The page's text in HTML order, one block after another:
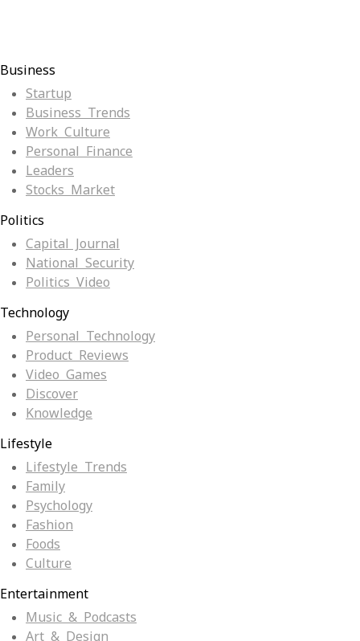
Business
Startup
Business Trends
Work Culture
Personal Finance
Leaders
Stocks Market
Politics
Capital Journal
National Security
Politics Video
Technology
Personal Technology
Product Reviews
Video Games
Discover
Knowledge
Lifestyle
Lifestyle Trends
Family
Psychology
Fashion
Foods
Culture
Entertainment
Music & Podcasts
Art & Design